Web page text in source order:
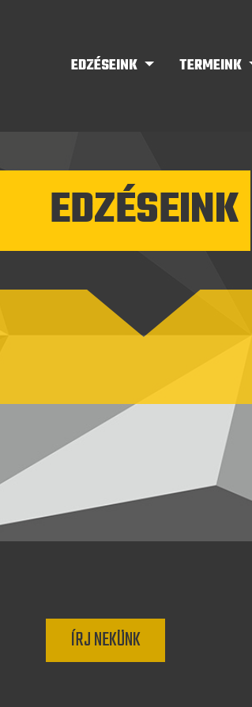
EDZÉSEINK TERMEINK
EDZÉSEINK
ÍRJ NEKÜNK